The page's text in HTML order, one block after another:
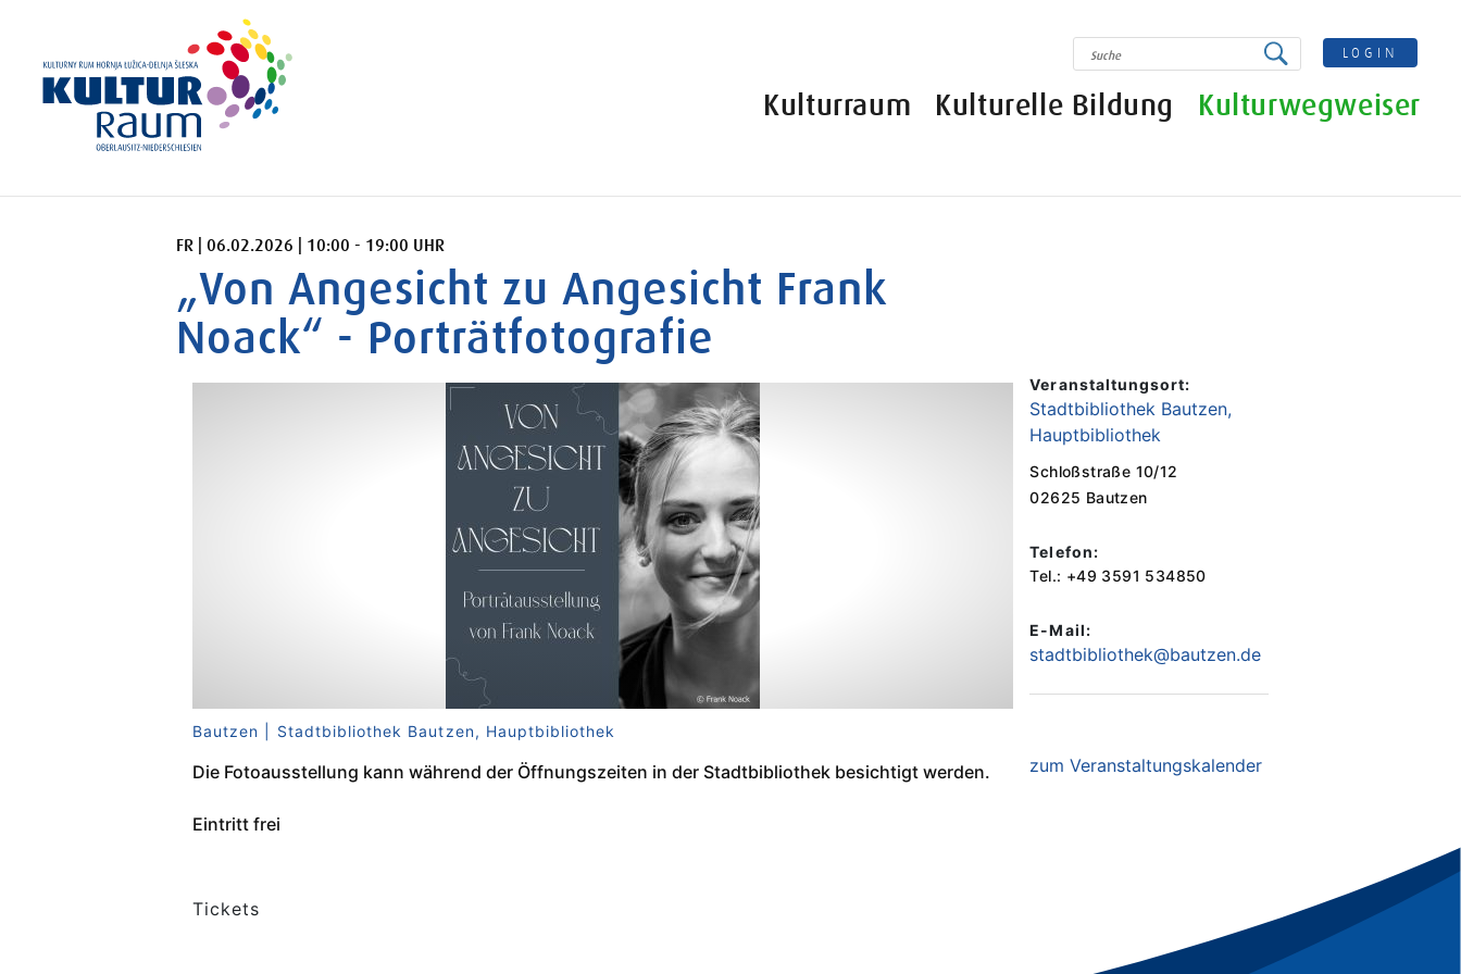
SUCHE LOGIN
Kulturraum Kulturelle Bildung Kulturwegweiser
FREITAG 06.02.2026 10:00 - 19:00 UHR
FR | 06.02.2026 | 10:00 - 19:00 UHR
„Von Angesicht zu Angesicht Frank
Noack“ - Porträtfotografie
Bautzen | Stadtbibliothek Bautzen, Hauptbibliothek
Die Fotoausstellung kann während der Öffnungszeiten in der Stadtbibliothek besichtigt werden.
Eintritt frei
Tickets
Veranstaltungsort:
Stadtbibliothek Bautzen,
Hauptbibliothek
Schloßstraße 10/12
02625 Bautzen
Telefon:
Tel.: +49 3591 534850
E-Mail:
stadtbibliothek@bautzen.de
zum Veranstaltungskalender